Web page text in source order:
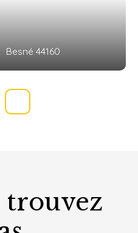
Besné 44160
trouvez